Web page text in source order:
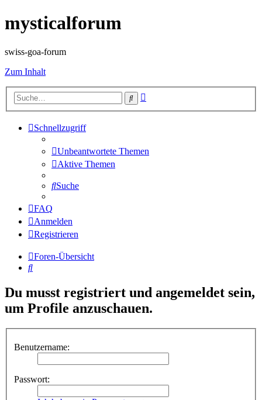
mysticalforum
swiss-goa-forum
Zum Inhalt
Suche
Schnellzugriff
Unbeantwortete Themen
Aktive Themen
Suche
FAQ
Anmelden
Registrieren
Foren-Übersicht
Suche
Du musst registriert und angemeldet sein,
um Profile anzuschauen.
Benutzername:
Passwort: